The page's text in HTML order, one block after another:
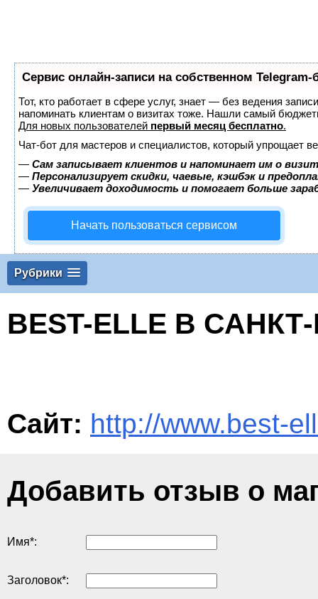
Сервис онлайн-записи на собственном Telegram-
Тот, кто работает в сфере услуг, знает — без ведения
напоминать клиентам о визитах тоже. Нашли самый
Для новых пользователей первый месяц бесплатно.
Чат-бот для мастеров и специалистов, который упрощает
— Сам записывает клиентов и напоминает им о
— Персонализирует скидки, чаевые, кэшбэк и
— Увеличивает доходимость и помогает больше
Начать пользоваться сервисом
Рубрики
BEST-ELLE В
Сайт: http://www.best-
Добавить отзыв о
Имя*:
Заголовок*: